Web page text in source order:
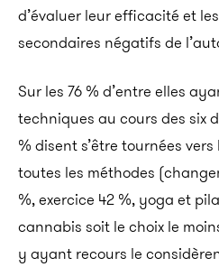
d’évaluer leur efficacité et
secondaires négatifs de
Sur les 76 % d’entre elles
techniques au cours des six
% disent s’être tournées
toutes les méthodes
%, exercice 42 %, yoga et
cannabis soit le choix le
y ayant recours le